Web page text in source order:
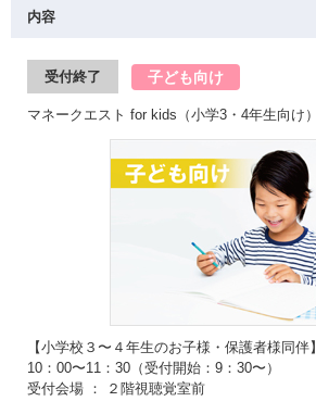
内容
受付終了 子ども向け
マネークエスト for kids（小学3・4年生向け）
【小学校３〜４年生のお子様・保護者様同伴】
10：00〜11：30（受付開始：9：30〜）
受付会場 ： ２階視聴覚室前